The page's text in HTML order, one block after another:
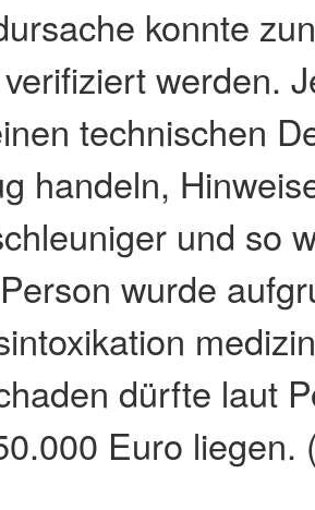
konnte
werden.
technischen
handeln,
und so
wurde
dürfte laut
Euro liegen.